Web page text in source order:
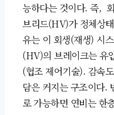
능하다는 것이다. 즉,
브리드(HV)가 정체상
유는 이 회생(재생) 시
(HV)의 브레이크는 유
(협조 제어기술). 감속
담은 커지는 구조이다.
로 가능하면 연비는 한